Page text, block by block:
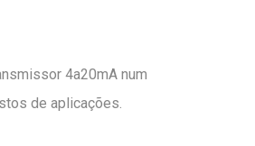
4a20mA num
de aplicações.